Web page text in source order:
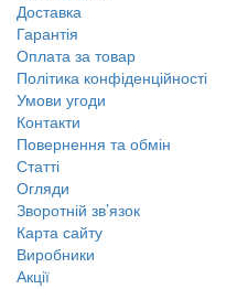
Доставка
Гарантія
Оплата за товар
Політика конфіденційності
Умови угоди
Контакти
Повернення та обмін
Статті
Огляди
Зворотній зв’язок
Карта сайту
Виробники
Акції